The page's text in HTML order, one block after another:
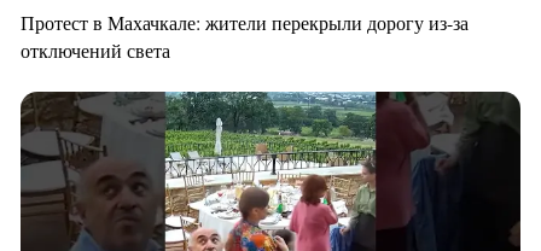
Протест в Махачкале: жители перекрыли дорогу из-за
отключений света